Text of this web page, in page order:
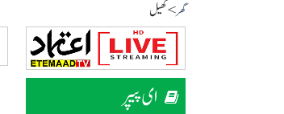
گھر> کھیل
ای پیپر